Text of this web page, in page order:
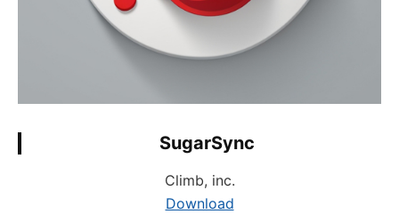
SugarSync
Climb, inc.
Download